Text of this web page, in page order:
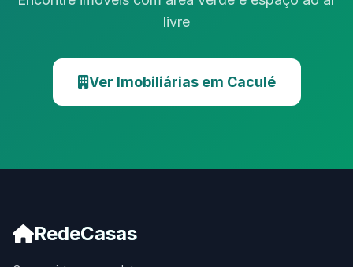
livre
Ver Imobiliárias em Caculé
RedeCasas